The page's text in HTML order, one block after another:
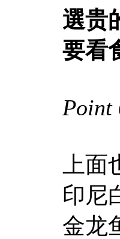
選贵
要看
Point
上
印尼
金龙